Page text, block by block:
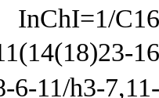
InChI=1/
6-11/h3-